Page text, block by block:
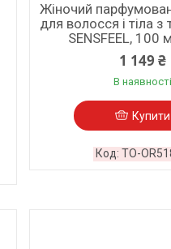
Жіночий
для волосся і тіла з
SENSFEEL, 100
1 149 ₴
В наявності
Купити
TO-